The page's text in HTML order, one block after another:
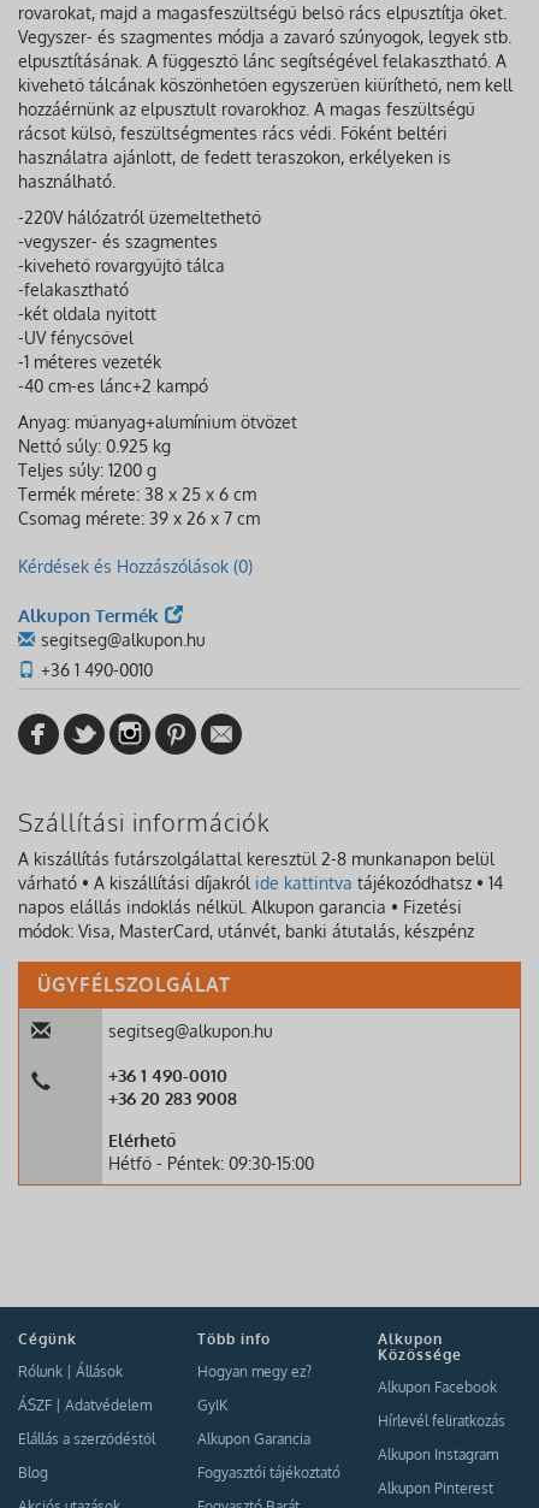
rovarokat, majd a magasfeszültségű belső rács elpusztítja őket.
Vegyszer- és szagmentes módja a zavaró szúnyogok, legyek stb.
elpusztításának. A függesztő lánc segítségével felakasztható. A
kivehető tálcának köszönhetően egyszerűen kiüríthető, nem kell
hozzáérnünk az elpusztult rovarokhoz. A magas feszültségű
rácsot külső, feszültségmentes rács védi. Főként beltéri
használatra ajánlott, de fedett teraszokon, erkélyeken is
használható.
-220V hálózatról üzemeltethető
-vegyszer- és szagmentes
-kivehető rovargyűjtő tálca
-felakasztható
-két oldala nyitott
-UV fénycsővel
-1 méteres vezeték
-40 cm-es lánc+2 kampó
Anyag: műanyag+alumínium ötvözet
Nettó súly: 0.925 kg
Teljes súly: 1200 g
Termék mérete: 38 x 25 x 6 cm
Csomag mérete: 39 x 26 x 7 cm
Kérdések és Hozzászólások (0)
Alkupon Termék
segitseg@alkupon.hu
+36 1 490-0010
Szállítási információk
A kiszállítás futárszolgálattal keresztül 2-8 munkanapon belül
várható • A kiszállítási díjakról ide kattintva tájékozódhatsz • 14
napos elállás indoklás nélkül. Alkupon garancia • Fizetési
módok: Visa, MasterCard, utánvét, banki átutalás, készpénz
ÜGYFÉLSZOLGÁLAT
segitseg@alkupon.hu
+36 1 490-0010
+36 20 283 9008
Elérhető
Hétfő - Péntek: 09:30-15:00
Cégünk
Rólunk
Állások
ÁSZF
Adatvédelem
Elállás a szerződéstől
Blog
Több info
Hogyan megy ez?
GyIK
Alkupon Garancia
Fogyasztói tájékoztató
Alkupon
Közössége
Alkupon Facebook
Hírlevél feliratkozás
Alkupon Instagram
Alkupon Pinterest